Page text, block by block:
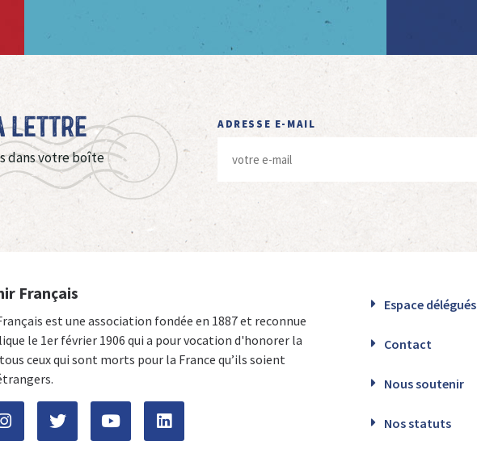
Lettre
dans votre boîte
ADRESSE E-MAIL
Français
est une association fondée en 1887 et reconnue
le 1er février 1906 qui a pour vocation d'honorer la
ceux qui sont morts pour la France qu’ils soient
Espace délégués
Contact
Nous soutenir
Nos statuts